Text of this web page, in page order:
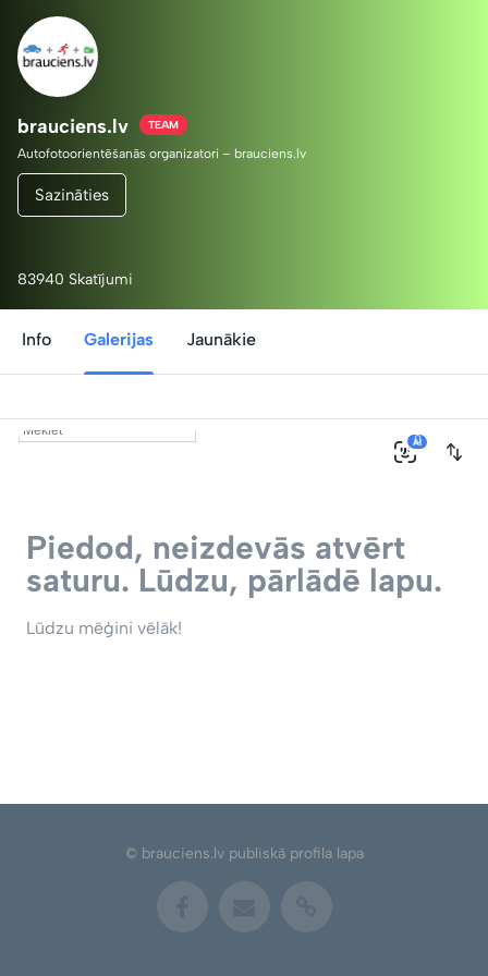
brauciens.lv TEAM
Autofotoorientēšanās organizatori – brauciens.lv
Sazināties
83940 Skatījumi
Info Galerijas Jaunākie
0
AI
Piedod, neizdevās atvērt
saturu. Lūdzu, pārlādē lapu.
Lūdzu mēģini vēlāk!
© brauciens.lv publiskā profila lapa